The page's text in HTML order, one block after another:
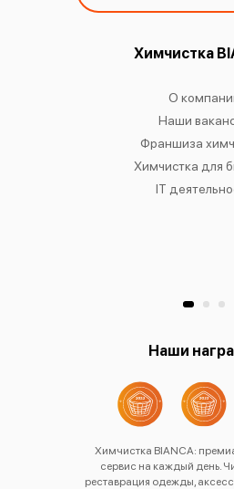
Химчистка
О
Наши
Франшиза
Химчистка для
IT
Наши
Химчистка BIANCA:
сервис на каждый день.
реставрация одежды,